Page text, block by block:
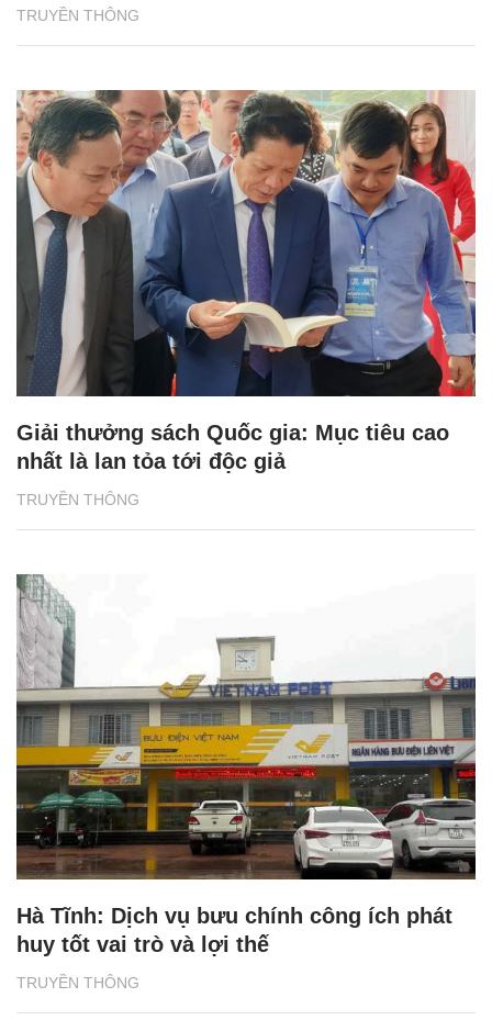
TRUYỀN THÔNG
TRUYỀN THÔNG
Giải thưởng sách Quốc gia: Mục tiêu cao
nhất là lan tỏa tới độc giả
TRUYỀN THÔNG
Hà Tĩnh: Dịch vụ bưu chính công ích phát
huy tốt vai trò và lợi thế